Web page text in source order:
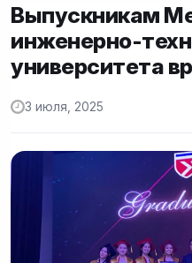
Выпускникам
инженерно-
университета
3 июля, 2025